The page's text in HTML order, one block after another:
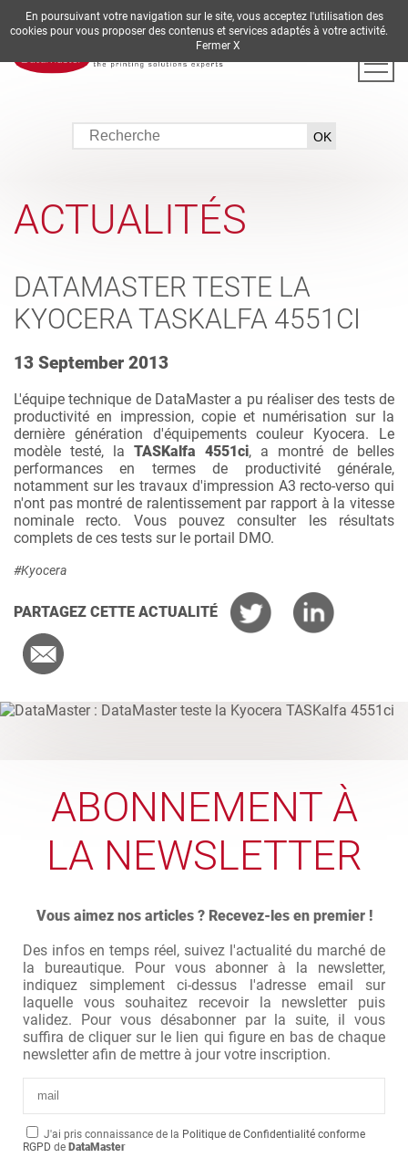
DE EN ES FR IT
ACTUALITÉS
DATAMASTER TESTE LA
KYOCERA TASKALFA 4551CI
13 September 2013
L'équipe technique de DataMaster a pu réaliser des tests de
productivité en impression, copie et numérisation sur la
dernière génération d'équipements couleur Kyocera. Le
modèle testé, la TASKalfa 4551ci, a montré de belles
performances en termes de productivité générale,
notamment sur les travaux d'impression A3 recto-verso qui
n'ont pas montré de ralentissement par rapport à la vitesse
nominale recto. Vous pouvez consulter les résultats
complets de ces tests sur le portail DMO.
#Kyocera
PARTAGEZ CETTE ACTUALITÉ
ABONNEMENT À
LA NEWSLETTER
Vous aimez nos articles ? Recevez-les en premier !
Des infos en temps réel, suivez l'actualité du marché de
la bureautique. Pour vous abonner à la newsletter,
indiquez simplement ci-dessus l'adresse email sur
laquelle vous souhaitez recevoir la newsletter puis
validez. Pour vous désabonner par la suite, il vous
suffira de cliquer sur le lien qui figure en bas de chaque
newsletter afin de mettre à jour votre inscription.
J'ai pris connaissance de la Politique de Confidentialité conforme
RGPD de DataMaster
En poursuivant votre navigation sur le site, vous acceptez l'utilisation des
cookies pour vous proposer des contenus et services adaptés à votre activité.
Fermer X